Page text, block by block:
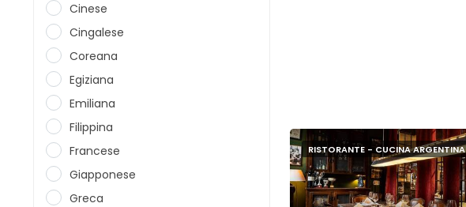
Cinese
Cingalese
Coreana
Egiziana
Emiliana
Filippina
Francese
Giapponese
Greca
RISTORANTE - CUCINA ARGENTINA